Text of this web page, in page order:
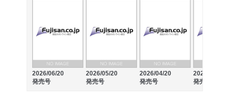
2026/06/20
発売号
2026/05/20
発売号
2026/04/20
発売号
2026/03/20
発売号